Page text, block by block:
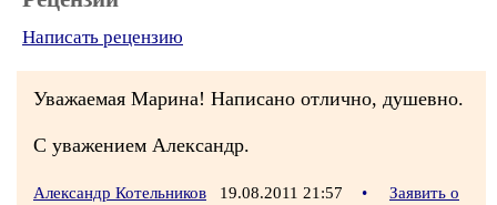
Написать рецензию
Уважаемая Марина! Написано отлично, душевно.
С уважением Александр.
Александр Котельников 19.08.2011 21:57 •
Заявить о